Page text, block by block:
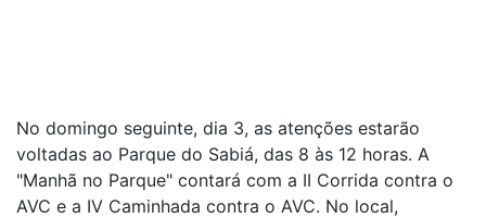
No domingo seguinte, dia 3, as atenções estarão
voltadas ao Parque do Sabiá, das 8 às 12 horas. A
"Manhã no Parque" contará com a II Corrida contra o
AVC e a IV Caminhada contra o AVC. No local,